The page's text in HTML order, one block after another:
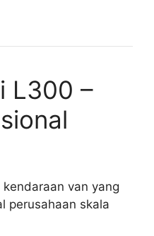
L300 –
kendaraan van yang
perusahaan skala